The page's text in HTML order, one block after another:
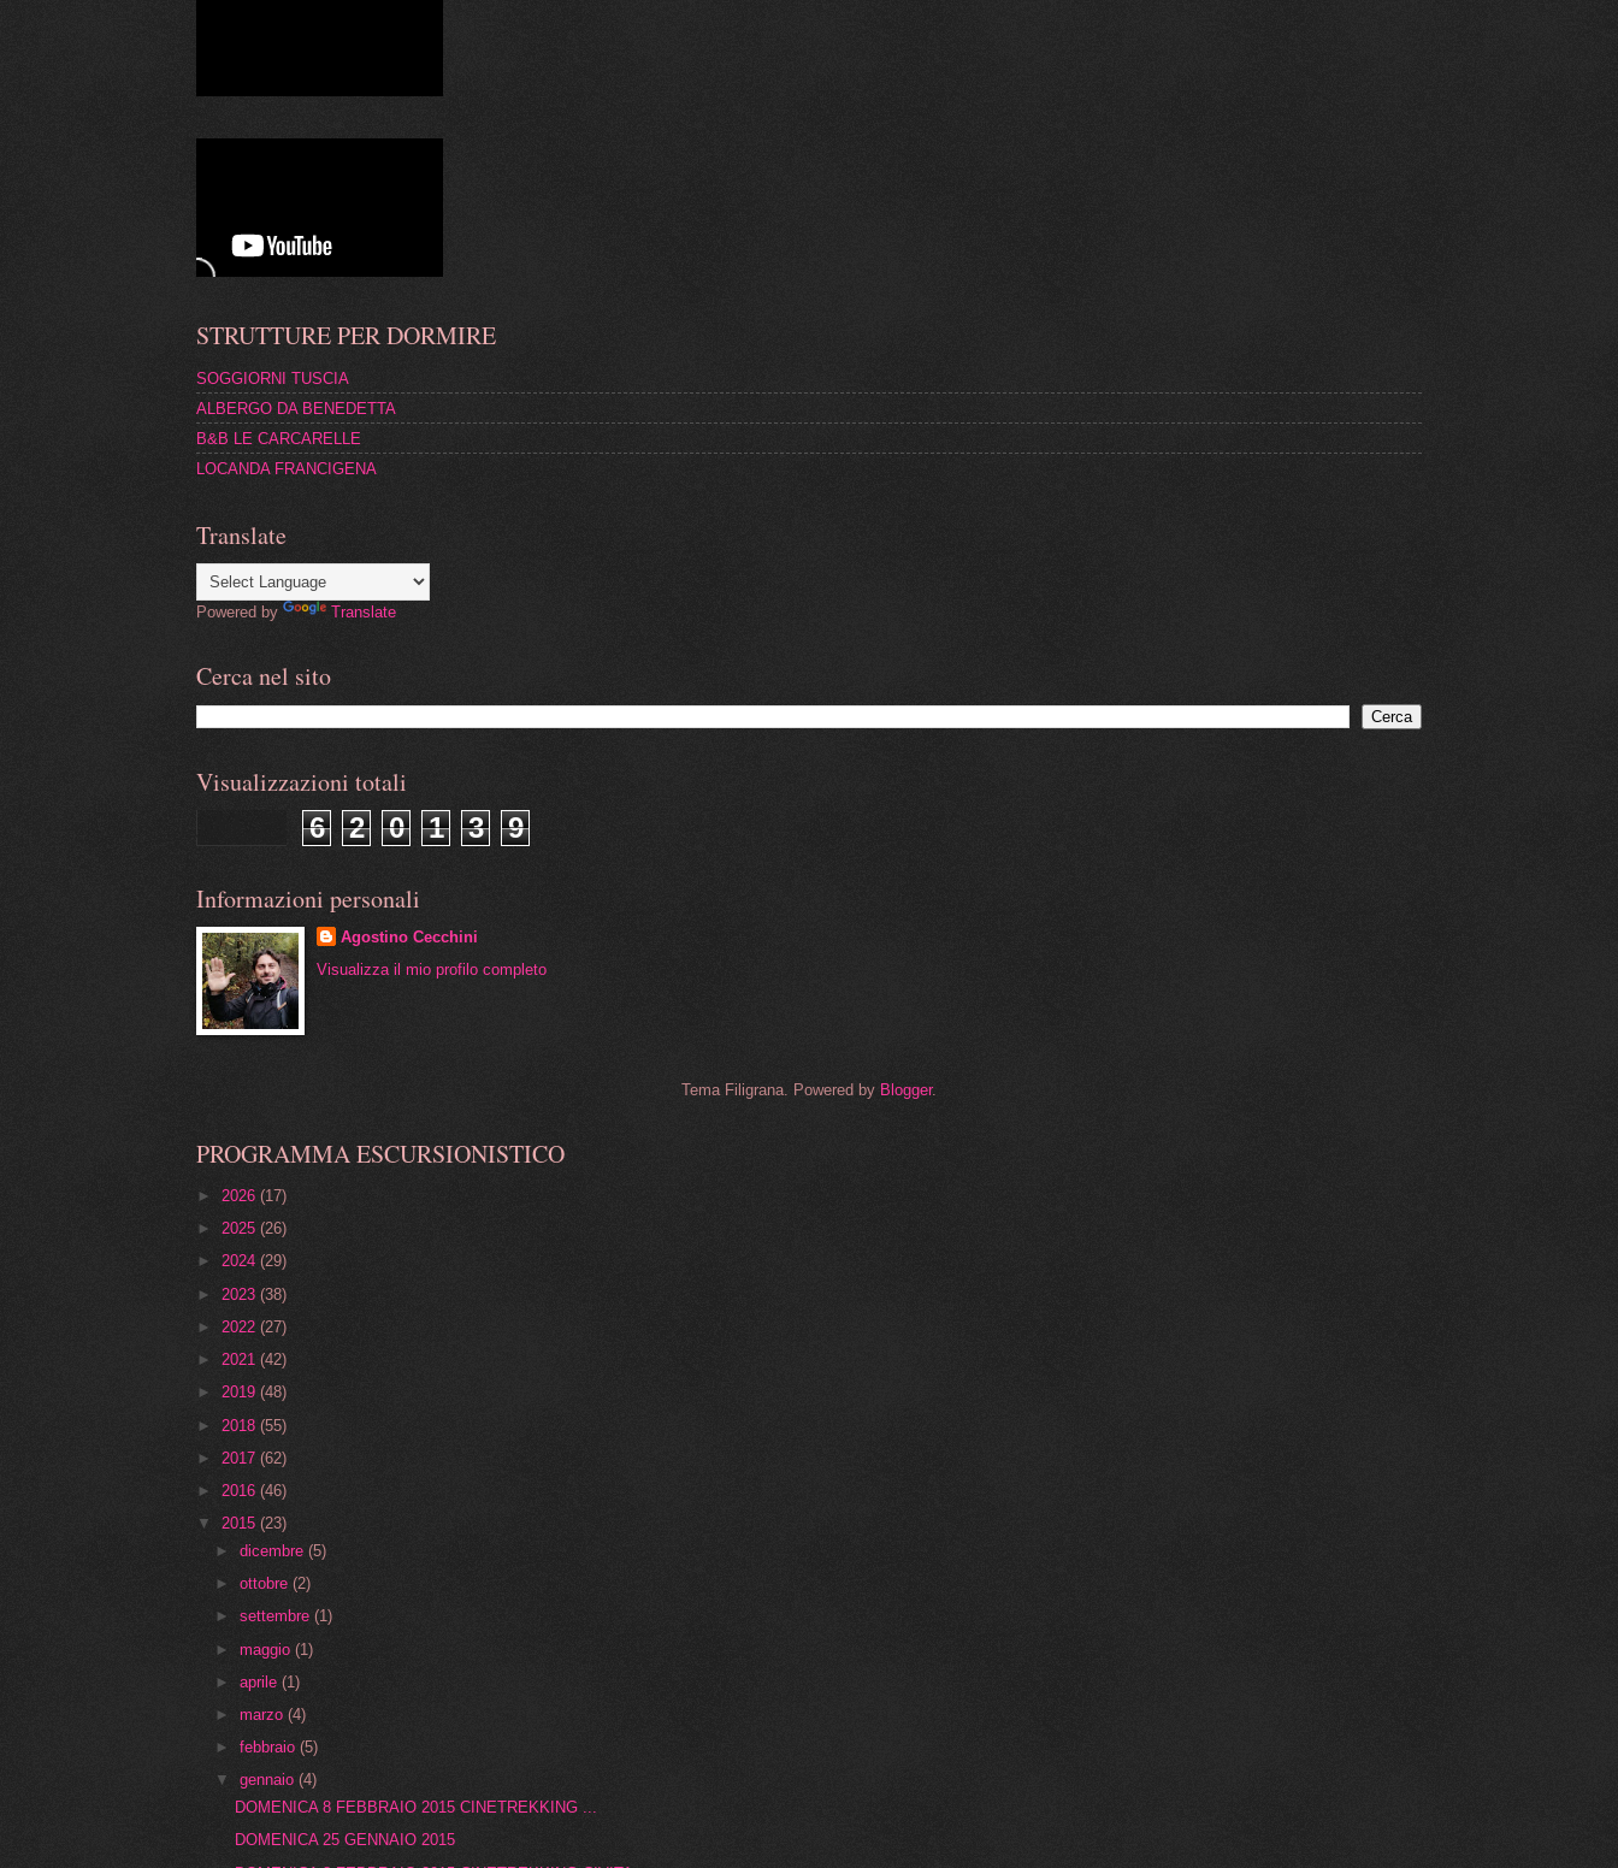
STRUTTURE PER DORMIRE
SOGGIORNI TUSCIA
ALBERGO DA BENEDETTA
B&B LE CARCARELLE
LOCANDA FRANCIGENA
Translate
Powered by Translate
Cerca nel sito
Visualizzazioni totali
6
2 0 1 3 9
Informazioni personali
Agostino Cecchini
Visualizza il mio profilo completo
Tema Filigrana. Powered by Blogger.
PROGRAMMA ESCURSIONISTICO
► 2026 (17)
► 2025 (26)
► 2024 (29)
► 2023 (38)
► 2022 (27)
► 2021 (42)
► 2019 (48)
► 2018 (55)
► 2017 (62)
► 2016 (46)
▼ 2015 (23)
►dicembre(5)
►ottobre(2)
►settembre(1)
►maggio(1)
►aprile(1)
►marzo(4)
►febbraio(5)
▼gennaio(4)
DOMENICA 8 FEBBRAIO 2015 CINETREKKING ...
DOMENICA 25 GENNAIO 2015